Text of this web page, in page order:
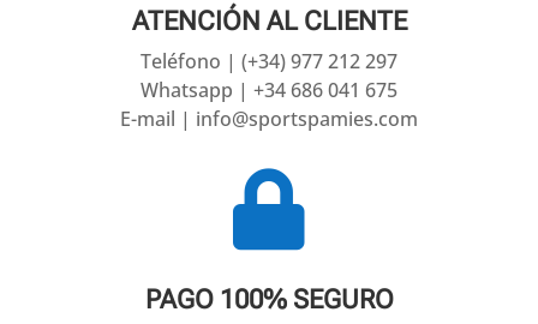
ATENCIÓN AL CLIENTE
Teléfono | (+34) 977 212 297
Whatsapp | +34 686 041 675
E-mail | info@sportspamies.com

PAGO 100% SEGURO